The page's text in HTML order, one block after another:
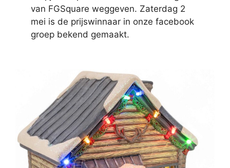
van FGSquare weggeven. Zaterdag 2
mei is de prijswinnaar in onze facebook
groep bekend gemaakt.